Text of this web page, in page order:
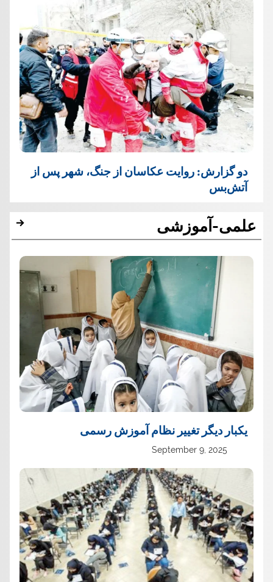
دو گزارش: روایت عکاسان از جنگ، شهر پس از
آتش‌بس
علمی-آموزشی
یک‏بار دیگر تغییر نظام آموزش رسمی
September 9, 2025